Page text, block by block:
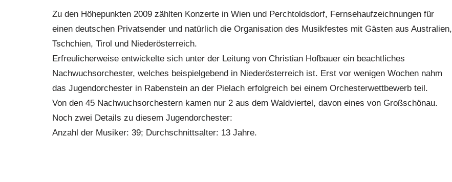
Zu den Höhepunkten 2009 zählten Konzerte in Wien und Perchtoldsdorf, Fernsehaufzeichnungen für
einen deutschen Privatsender und natürlich die Organisation des Musikfestes mit Gästen aus Australien,
Tschchien, Tirol und Niederösterreich.
Erfreulicherweise entwickelte sich unter der Leitung von Christian Hofbauer ein beachtliches
Nachwuchsorchester, welches beispielgebend in Niederösterreich ist. Erst vor wenigen Wochen nahm
das Jugendorchester in Rabenstein an der Pielach erfolgreich bei einem Orchesterwettbewerb teil.
Von den 45 Nachwuchsorchestern kamen nur 2 aus dem Waldviertel, davon eines von Großschönau.
Noch zwei Details zu diesem Jugendorchester:
Anzahl der Musiker: 39; Durchschnittsalter: 13 Jahre.